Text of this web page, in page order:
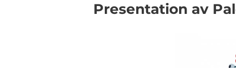
Presentation av